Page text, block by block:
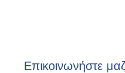
Επικοινωνήστε